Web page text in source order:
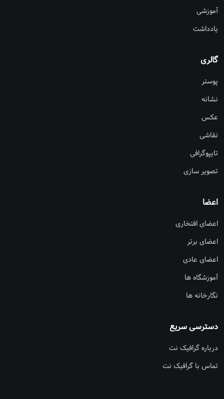
آموزشی
یادداشت
گالری
پوستر
نشانه
عکس
نقاشی
تایپوگرافی
تصویر سازی
اعضا
اعضای افتخاری
اعضای برتر
اعضای عادی
آموزشگاه ها
نگارخانه ها
دسترسی سریع
درباره گرافیک نت
تماس با گرافیک نت